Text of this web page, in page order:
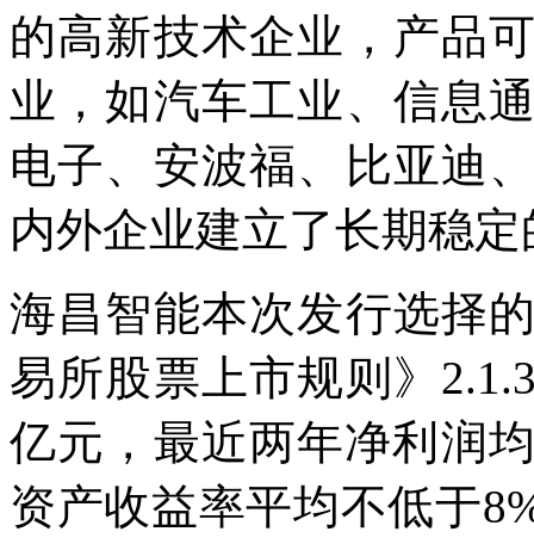
的高新技术企业，产品
业，如汽车工业、信息
电子、安波福、比亚迪
内外企业建立了长期稳
海昌智能本次发行选择
易所股票上市规则》
亿元，最近两年净利润
资产收益率平均不低于